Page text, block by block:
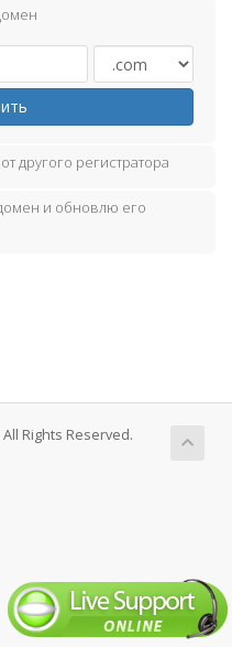
другого регистратора
и обновлю его
All Rights Reserved.